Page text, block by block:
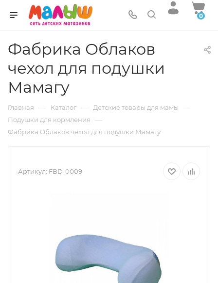
0
Фабрика Облаков
чехол для подушки
Мамагу
Главная — Каталог — Детские товары для мамы —
Подушки для кормления —
Фабрика Облаков чехол для подушки Мамагу
Артикул: FBD-0009